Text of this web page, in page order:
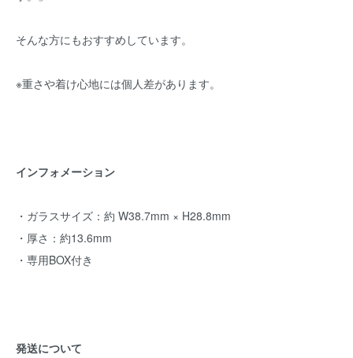
そんな方にもおすすめしています。
※重さや着け心地には個人差があります。
インフォメーション
・ガラスサイズ：約 W38.7mm × H28.8mm
・厚さ：約13.6mm
・専用BOX付き
発送について